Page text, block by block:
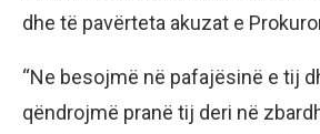
dhe të pavërteta akuzat e
“Ne besojmë në pafajësinë e tij
qëndrojmë pranë tij deri në